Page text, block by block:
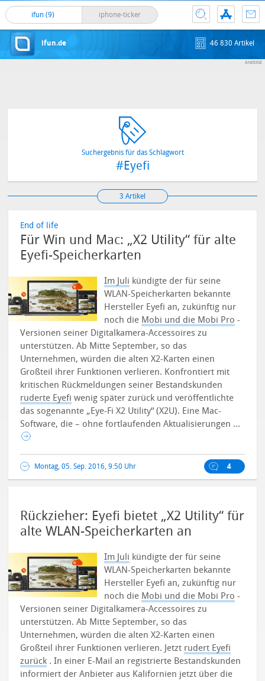
ifun (9) iphone-ticker
ifun.de 46 830 Artikel
Suchergebnis für das Schlagwort
#Eyefi
3 Artikel
End of life
Für Win und Mac: „X2 Utility“ für alte
Eyefi-Speicherkarten
Im Juli kündigte der für seine
WLAN-Speicherkarten bekannte
Hersteller Eyefi an, zukünftig nur
noch die Mobi und die Mobi Pro -
Versionen seiner Digitalkamera-Accessoires zu
unterstützen. Ab Mitte September, so das
Unternehmen, würden die alten X2-Karten einen
Großteil ihrer Funktionen verlieren. Konfrontiert mit
kritischen Rückmeldungen seiner Bestandskunden
ruderte Eyefi wenig später zurück und veröffentlichte
das sogenannte „Eye-Fi X2 Utility“ (X2U). Eine Mac-
Software, die – ohne fortlaufenden Aktualisierungen ...
Montag, 05. Sep. 2016, 9:50 Uhr 4
Rückzieher: Eyefi bietet „X2 Utility“ für
alte WLAN-Speicherkarten an
Im Juli kündigte der für seine
WLAN-Speicherkarten bekannte
Hersteller Eyefi an, zukünftig nur
noch die Mobi und die Mobi Pro -
Versionen seiner Digitalkamera-Accessoires zu
unterstützen. Ab Mitte September, so das
Unternehmen, würden die alten X2-Karten einen
Großteil ihrer Funktionen verlieren. Jetzt rudert Eyefi
zurück . In einer E-Mail an registrierte Bestandskunden
informiert der Anbieter aus Kalifornien jetzt über die